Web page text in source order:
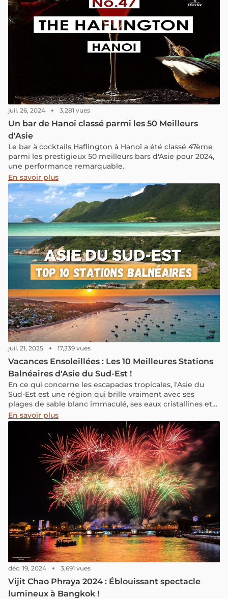
juil. 26, 2024 3,281 vues
Un bar de Hanoï classé parmi les 50 Meilleurs
d'Asie
Le bar à cocktails Haflington à Hanoï a été classé 47ème
parmi les prestigieux 50 meilleurs bars d'Asie pour 2024,
une performance remarquable.
En savoir plus
juil. 21, 2025 17,339 vues
Vacances Ensoleillées : Les 10 Meilleures Stations
Balnéaires d'Asie du Sud-Est !
En ce qui concerne les escapades tropicales, l'Asie du
Sud-Est est une région qui brille vraiment avec ses
plages de sable blanc immaculé, ses eaux cristallines et
sa vie marine vibrante. Avec une gamme de destinations
côtières idylliques, il n'est pas étonnant que l'Asie du
Sud-Est possède certaines des meilleures plages d'Asie.
Des criques tranquilles aux rivages animés, ces 10
meilleures stations balnéaires en Asie du Sud-Est
promettent une évasion inoubliable vers le paradis.
En savoir plus
déc. 19, 2024 3,691 vues
Vijit Chao Phraya 2024 : Éblouissant spectacle
lumineux à Bangkok !